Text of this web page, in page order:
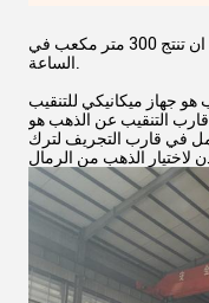
طراز 12 بوصة قارب تعدين الذهب يمكن ان تنتج 300 متر مكعب في
الساعة.
جهاز ميكانيكي للتنقيب
قارب التنقيب عن الذهب هو
في قارب التجريف لترك